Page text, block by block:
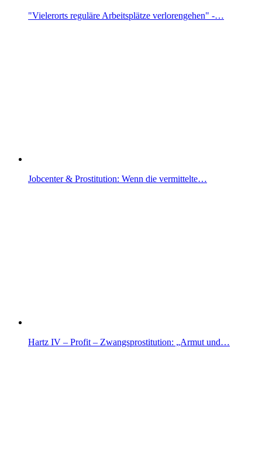
"Vielerorts reguläre Arbeitsplätze verlorengehen" -…
Jobcenter & Prostitution: Wenn die vermittelte…
Hartz IV – Profit – Zwangsprostitution: „Armut und…